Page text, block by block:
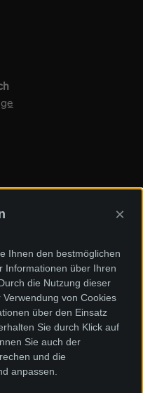
×
Ihnen den bestmöglichen
Informationen über Ihren
die Nutzung dieser
von Cookies
über den Einsatz
Sie durch Klick auf
Sie auch der
und die
anpassen.